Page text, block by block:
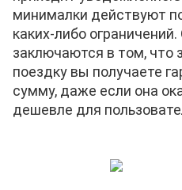
минималки действуют
каких-либо ограничений.
заключаются в том, что
поездку вы получаете
сумму, даже если она
дешевле для